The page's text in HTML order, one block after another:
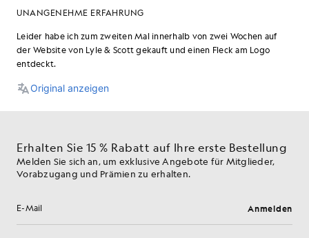
Erhalten Sie 15 % Rabatt auf Ihre erste Bestellung
Melden Sie sich an, um exklusive Angebote für Mitglieder,
Vorabzugang und Prämien zu erhalten.
E-Mail-Adresse Anmelden